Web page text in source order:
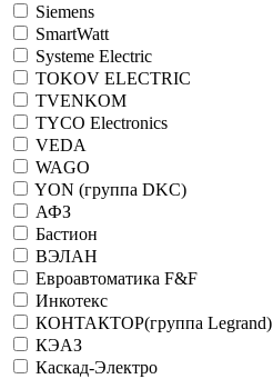
Siemens
SmartWatt
Systeme Electric
TOKOV ELECTRIC
TVENKOM
TYCO Electronics
VEDA
WAGO
YON (группа DKC)
АФЗ
Бастион
ВЭЛАН
Евроавтоматика F&F
Инкотекс
КОНТАКТОР(группа Legrand)
КЭАЗ
Каскад-Электро